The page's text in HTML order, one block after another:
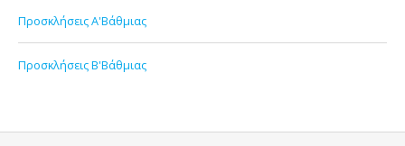
Προσκλήσεις Α'Βάθμιας
Προσκλήσεις Β'Βάθμιας